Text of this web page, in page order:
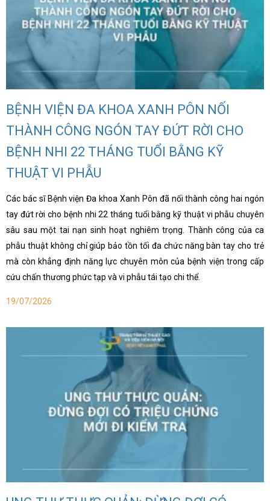
BỆNH VIỆN ĐA KHOA XANH PÔN NỐI
THÀNH CÔNG NGÓN TAY ĐỨT RỜI CHO
BỆNH NHI 22 THÁNG TUỔI BẰNG KỸ
THUẬT VI PHẪU
Các bác sĩ Bệnh viện Đa khoa Xanh Pôn đã nối thành công hai ngón
tay đứt rời cho bệnh nhi 22 tháng tuổi bằng kỹ thuật vi phẫu chuyên
sâu sau một tai nạn sinh hoạt nghiêm trọng. Thành công của ca
phẫu thuật không chỉ giúp bảo tồn tối đa chức năng bàn tay cho trẻ
mà còn khẳng định năng lực chuyên môn của bệnh viện trong cấp
cứu chấn thương phức tạp và vi phẫu tái tạo chi thể.
19/07/2026